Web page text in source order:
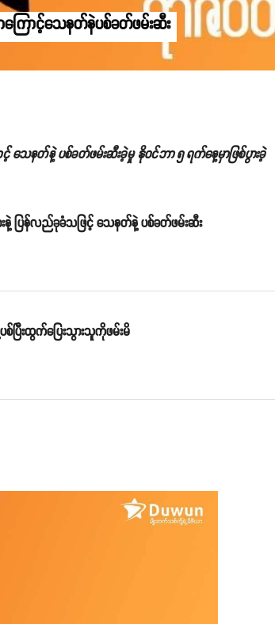
ကြောင့်သေနတ်နဲပစ်ခတ်ဖမ်းဆီး
သေနတ်နဲ့ ပစ်ခတ်ဖမ်းဆီးခဲ့မှု နိုဝင်ဘာ ၅ ရက်နေ့မှာဖြစ်ပွားခဲ့
နဲ့ ပြန်လည်ခုခံသဖြင့် သေနတ်နဲ့ ပစ်ခတ်ဖမ်းဆီး
ြီးထွက်ပြေးသွားသူကိုဖမ်းမိ